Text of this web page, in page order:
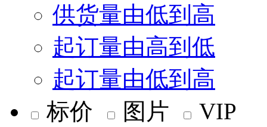
供货量由低到高
起订量由高到低
起订量由低到高
标价
图片 VIP